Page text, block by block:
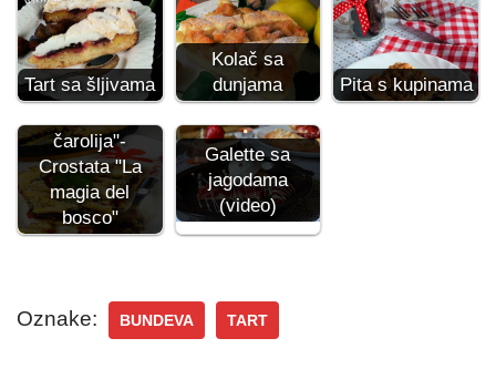
Tart sa šljivama
Kolač sa
dunjama
Pita s kupinama
čarolija"-
Crostata "La
magia del
bosco"
Galette sa
jagodama
(video)
Oznake: BUNDEVA TART